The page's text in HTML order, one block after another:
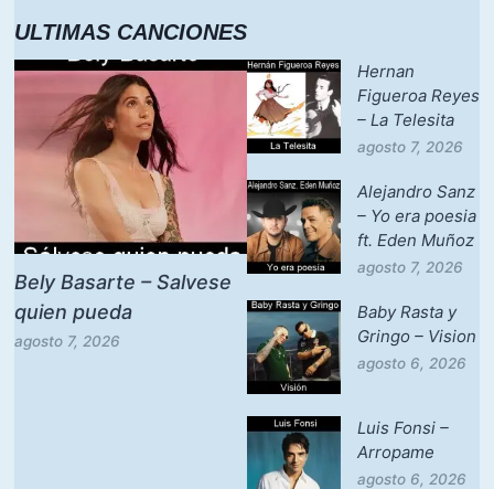
ULTIMAS CANCIONES
Bely Basarte – Salvese
quien pueda
agosto 7, 2026
Hernan
Figueroa Reyes
– La Telesita
agosto 7, 2026
Alejandro Sanz
– Yo era poesia
ft. Eden Muñoz
agosto 7, 2026
Baby Rasta y
Gringo – Vision
agosto 6, 2026
Luis Fonsi –
Arropame
agosto 6, 2026